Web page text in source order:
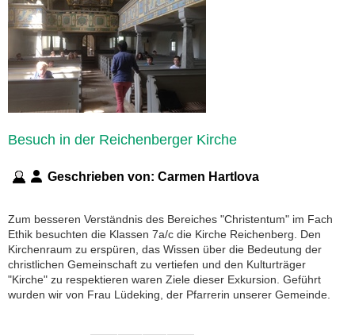
Besuch in der Reichenberger Kirche
Geschrieben von: Carmen Hartlova
Zum besseren Verständnis des Bereiches "Christentum" im Fach
Ethik besuchten die Klassen 7a/c die Kirche Reichenberg. Den
Kirchenraum zu erspüren, das Wissen über die Bedeutung der
christlichen Gemeinschaft zu vertiefen und den Kulturträger
"Kirche" zu respektieren waren Ziele dieser Exkursion. Geführt
wurden wir von Frau Lüdeking, der Pfarrerin unserer Gemeinde.